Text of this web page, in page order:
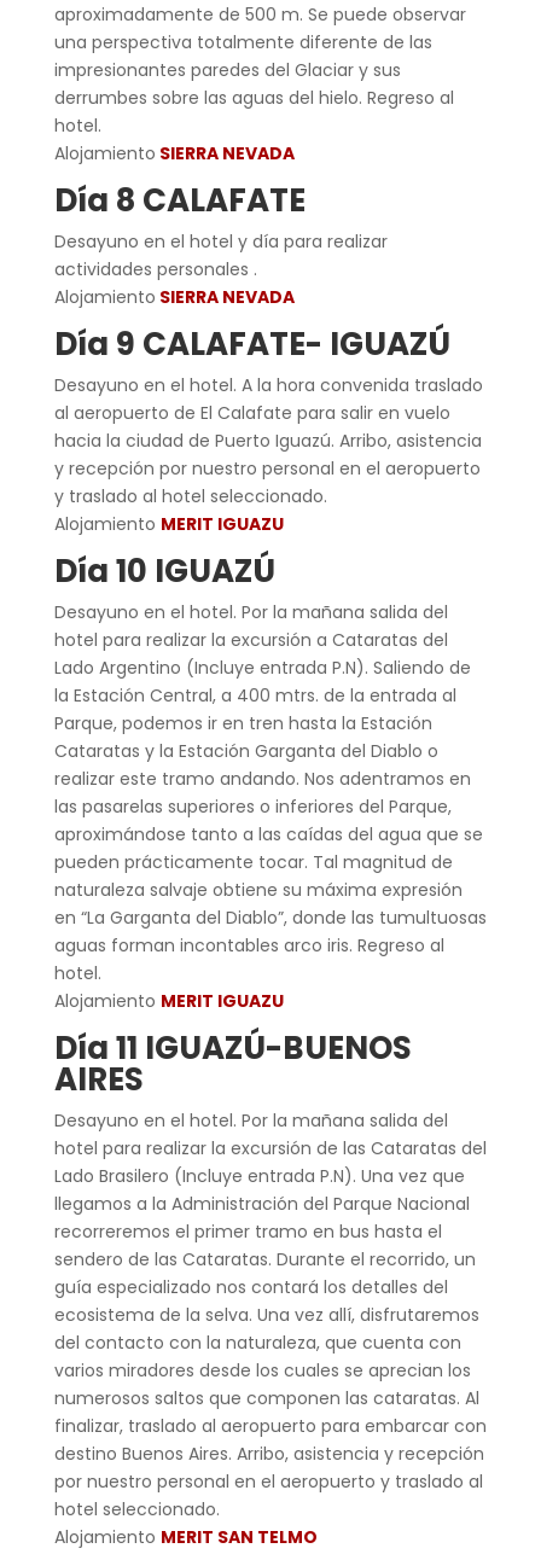
aproximadamente de 500 m. Se puede observar
una perspectiva totalmente diferente de las
impresionantes paredes del Glaciar y sus
derrumbes sobre las aguas del hielo. Regreso al
hotel.
Alojamiento SIERRA NEVADA
Día 8 CALAFATE
Desayuno en el hotel y día para realizar
actividades personales .
Alojamiento SIERRA NEVADA
Día 9 CALAFATE- IGUAZÚ
Desayuno en el hotel. A la hora convenida traslado
al aeropuerto de El Calafate para salir en vuelo
hacia la ciudad de Puerto Iguazú. Arribo, asistencia
y recepción por nuestro personal en el aeropuerto
y traslado al hotel seleccionado.
Alojamiento MERIT IGUAZU
Día 10 IGUAZÚ
Desayuno en el hotel. Por la mañana salida del
hotel para realizar la excursión a Cataratas del
Lado Argentino (Incluye entrada P.N). Saliendo de
la Estación Central, a 400 mtrs. de la entrada al
Parque, podemos ir en tren hasta la Estación
Cataratas y la Estación Garganta del Diablo o
realizar este tramo andando. Nos adentramos en
las pasarelas superiores o inferiores del Parque,
aproximándose tanto a las caídas del agua que se
pueden prácticamente tocar. Tal magnitud de
naturaleza salvaje obtiene su máxima expresión
en “La Garganta del Diablo”, donde las tumultuosas
aguas forman incontables arco iris. Regreso al
hotel.
Alojamiento MERIT IGUAZU
Día 11 IGUAZÚ-BUENOS
AIRES
Desayuno en el hotel. Por la mañana salida del
hotel para realizar la excursión de las Cataratas del
Lado Brasilero (Incluye entrada P.N). Una vez que
llegamos a la Administración del Parque Nacional
recorreremos el primer tramo en bus hasta el
sendero de las Cataratas. Durante el recorrido, un
guía especializado nos contará los detalles del
ecosistema de la selva. Una vez allí, disfrutaremos
del contacto con la naturaleza, que cuenta con
varios miradores desde los cuales se aprecian los
numerosos saltos que componen las cataratas. Al
finalizar, traslado al aeropuerto para embarcar con
destino Buenos Aires. Arribo, asistencia y recepción
por nuestro personal en el aeropuerto y traslado al
hotel seleccionado.
Alojamiento MERIT SAN TELMO